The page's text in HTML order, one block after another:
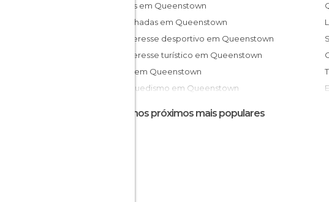
Aldeias em Queenstown
Caminhadas em Queenstown
De interesse desportivo em Queenstown
De interesse turístico em Queenstown
Lagos em Queenstown
Pára-quedismo em Queenstown
Destinos próximos mais populares